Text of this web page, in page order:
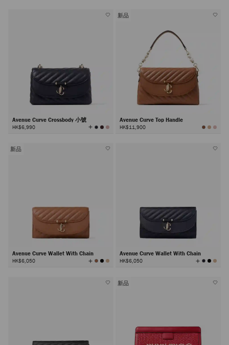
Avenue Curve Crossbody 小號
HK$6,990 查
看
新品
Avenue Curve Top Handle
HK$11,900
新品
Avenue Curve Wallet With Chain
HK$6,050 查
看
Avenue Curve Wallet With Chain
HK$6,050 查
看
新品